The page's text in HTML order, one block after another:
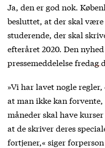
Ja, den er god nok.
besluttet, at der skal
studerende, der skal
efteråret 2020. Den
pressemeddelelse fredag
»Vi har lavet nogle
at man ikke kan
måneder skal have
at de skriver deres
fortjener,« siger